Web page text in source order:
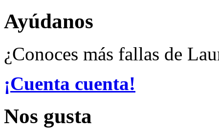
Ayúdanos
¿Conoces más fallas de
¡Cuenta cuenta!
Nos gusta